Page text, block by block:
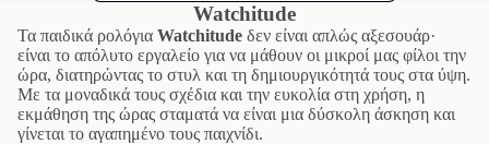
Watchitude
Τα παιδικά ρολόγια Watchitude δεν είναι απλώς αξεσουάρ·
είναι το απόλυτο εργαλείο για να μάθουν οι μικροί μας φίλοι την
ώρα, διατηρώντας το στυλ και τη δημιουργικότητά τους στα ύψη.
Με τα μοναδικά τους σχέδια και την ευκολία στη χρήση, η
εκμάθηση της ώρας σταματά να είναι μια δύσκολη άσκηση και
γίνεται το αγαπημένο τους παιχνίδι.